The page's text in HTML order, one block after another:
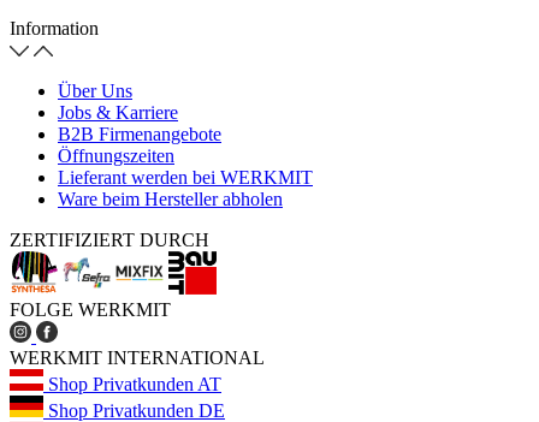
Information
Über Uns
Jobs & Karriere
B2B Firmenangebote
Öffnungszeiten
Lieferant werden bei WERKMIT
Ware beim Hersteller abholen
ZERTIFIZIERT DURCH
FOLGE WERKMIT
WERKMIT INTERNATIONAL
Shop Privatkunden AT
Shop Privatkunden DE